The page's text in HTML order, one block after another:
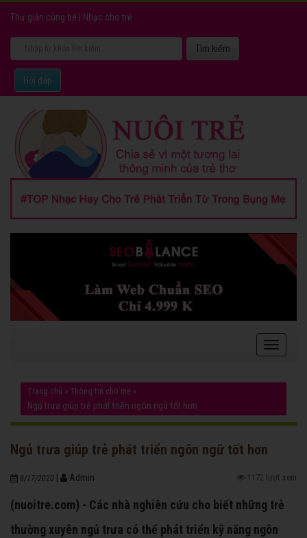
Thư giản cùng bé Nhạc cho trẻ
Hỏi đáp
Trang chủ » Thông tin cho mẹ »
Ngủ trưa giúp trẻ phát triển ngôn ngữ tốt hơn
Ngủ trưa giúp trẻ phát triển ngôn ngữ tốt hơn
8/17/2020 Admin 1172 lượt xem
(nuoitre.com) - Các nhà nghiên cứu cho biết những trẻ
thường xuyên ngủ trưa có thể phát triển kỹ năng ngôn